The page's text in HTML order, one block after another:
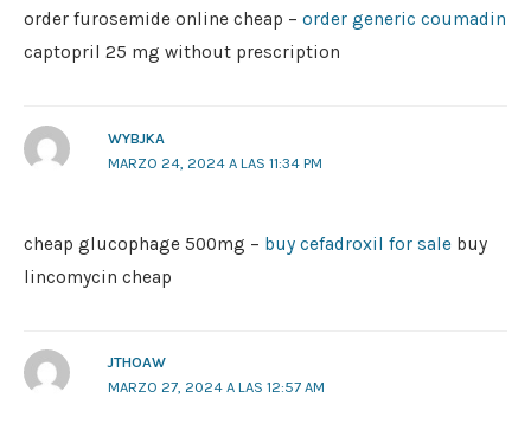
order furosemide online cheap – order generic coumadin
captopril 25 mg without prescription
WYBJKA
MARZO 24, 2024 A LAS 11:34 PM
cheap glucophage 500mg – buy cefadroxil for sale buy
lincomycin cheap
JTHOAW
MARZO 27, 2024 A LAS 12:57 AM